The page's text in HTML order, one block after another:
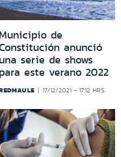
Municipio de
anunció
una serie de shows
para este verano 2022
17/12/2021 - 17:12 HRS